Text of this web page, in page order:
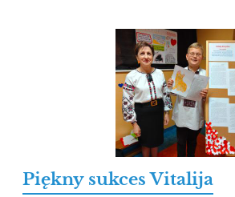
Piękny sukces Vitalija